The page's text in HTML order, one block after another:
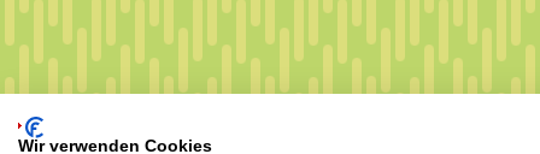
Wir verwenden Cookies